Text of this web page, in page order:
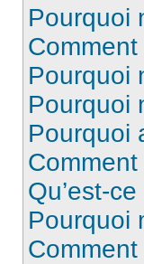
Pourquoi
Pourquoi
Pourquoi
Pourquoi
Qu’est-
Pourquoi